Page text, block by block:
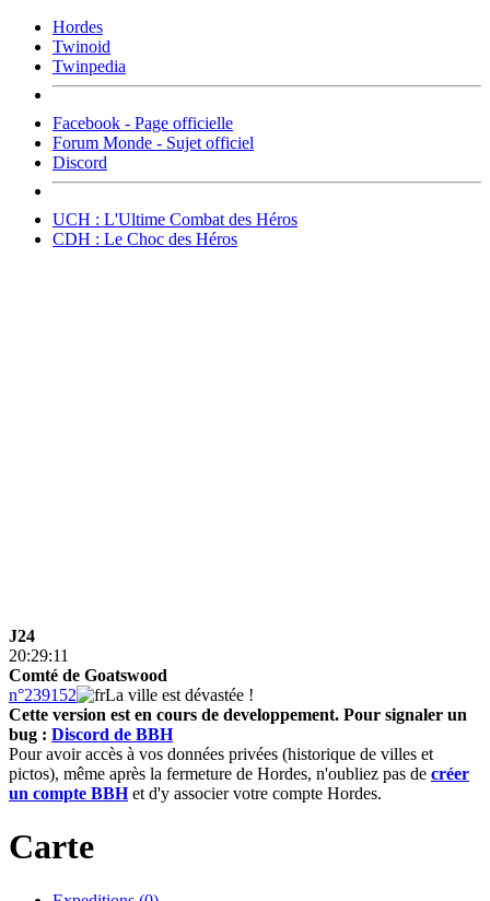
Hordes
Twinoid
Twinpedia
Facebook - Page officielle
Forum Monde - Sujet officiel
Discord
UCH : L'Ultime Combat des Héros
CDH : Le Choc des Héros
J24
20:29:11
Comté de Goatswood
n°239152
La ville est dévastée !
Cette version est en cours de developpement. Pour signaler un
bug : Discord de BBH
Pour avoir accès à vos données privées (historique de villes et
pictos), même après la fermeture de Hordes, n'oubliez pas de créer
un compte BBHet d'y associer votre compte Hordes.
Carte